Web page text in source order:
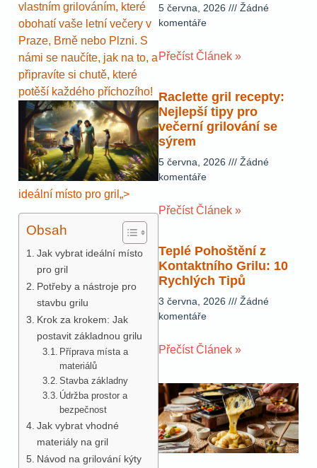
vlastním grilováním, které
obohatí vaše letní večery v
Praze, Brně nebo Plzni. S
námi se naučíte, jak na to, a
připravíte si chutě, které
potěší každého příchozího!
ideální místo pro gril„>
Obsah
Jak vybrat ideální místo
pro gril
Potřeby a nástroje pro
stavbu grilu
Krok za krokem: Jak
postavit základnou grilu
Příprava místa a
materiálů
Stavba základny
Údržba prostor a
bezpečnost
Jak vybrat vhodné
materiály na gril
Návod na grilování kýty
5 června, 2026
Žádné
komentáře
Přečíst Článek »
Raclette gril recepty:
Nejlepší tipy pro
večerní grilování se
sýrem
5 června, 2026
Žádné
komentáře
Přečíst Článek »
Teplé Pohoštění z
Kontaktního Grilu: 10
Rychlých Tipů
3 června, 2026
Žádné
komentáře
Přečíst Článek »